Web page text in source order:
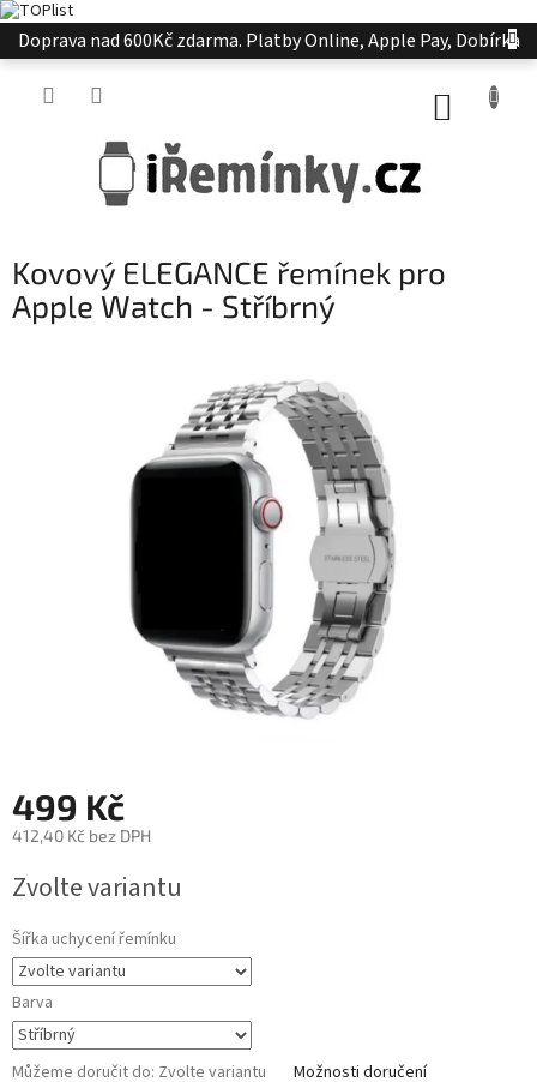
Přejít
na
Doprava nad 600Kč zdarma. Platby Online, Apple Pay, Dobírka
Kovový ELEGANCE řemínek pro
Apple Watch - Stříbrný
499 Kč
412,40 Kč bez DPH
cena:
Zvolte variantu
Šířka uchycení řemínku
Barva
Můžeme doručit do: Zvolte variantu Možnosti doručení